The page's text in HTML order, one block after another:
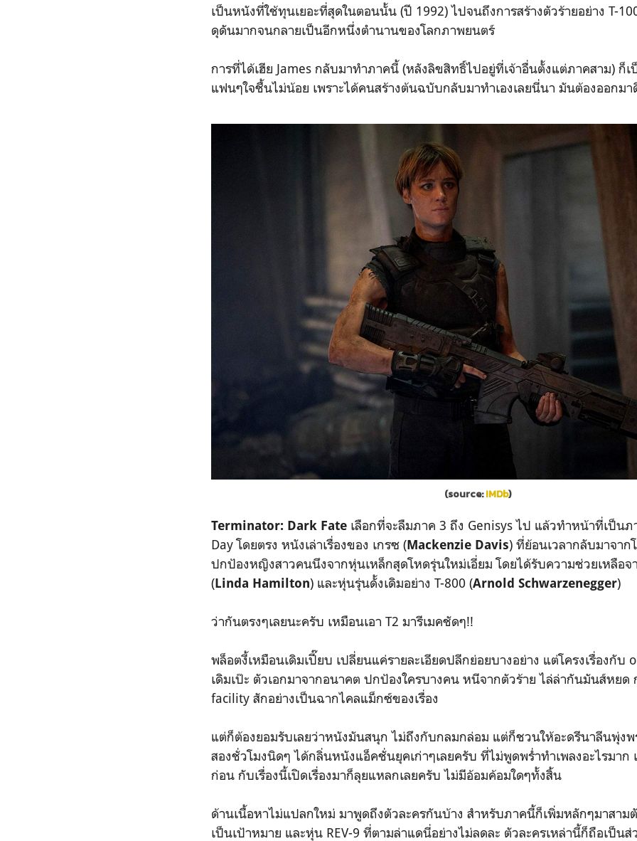
เป็นหนังที่ใช้ทุนเยอะที่สุดในตอนนั้น (ปี 1992) ไปจนถึงการสร้างตัวร้ายอย่าง T-
ดุดันมากจนกลายเป็นอีกหนึ่งตำนานของโลกภาพยนตร์
การที่ได้เฮีย James กลับมาทำภาคนี้ (หลังลิขสิทธิ์ไปอยู่ที่เจ้าอื่นตั้งแต่ภาคสาม) ก็เ
แฟนๆใจชื้นไม่น้อย เพราะได้คนสร้างต้นฉบับกลับมาทำเองเลยนี่นา มันต้องออกม
(source:IMDb)
Terminator: Dark Fate เลือกที่จะลืมภาค 3 ถึง Genisys ไป แล้วทำหน้าที่เป็น
Day โดยตรง หนังเล่าเรื่องของ เกรซ (Mackenzie Davis) ที่ย้อนเวลากลับมาจาก
ปกป้องหญิงสาวคนนึงจากหุ่นเหล็กสุดโหดรุ่นใหม่เอี่ยม โดยได้รับความช่วยเหลือจ
(Linda Hamilton) และหุ่นรุ่นดั้งเดิมอย่าง T-800 (Arnold Schwarzenegger)
ว่ากันตรงๆเลยนะครับ เหมือนเอา T2 มารีเมคชัดๆ!!
พล็อตงี้เหมือนเดิมเปี๊ยบ เปลี่ยนแค่รายละเอียดปลีกย่อยบางอย่าง แต่โครงเรื่องกับ
เดิมเป๊ะ ตัวเอกมาจากอนาคต ปกป้องใครบางคน หนีจากตัวร้าย ไล่ล่ากันมันส์หยด
facility สักอย่างเป็นฉากไคลแม็กซ์ของเรื่อง
แต่ก็ต้องยอมรับเลยว่าหนังมันสนุก ไม่ถึงกับกลมกล่อม แต่ก็ชวนให้อะดรีนาลีนพุ่งพ
สองชั่วโมงนิดๆ ได้กลิ่นหนังแอ็คชั่นยุคเก่าๆเลยครับ ที่ไม่พูดพร่ำทำเพลงอะไรมาก
ก่อน กับเรื่องนี้เปิดเรื่องมาก็ลุยแหลกเลยครับ ไม่มีอ้อมค้อมใดๆทั้งสิ้น
ด้านเนื้อหาไม่แปลกใหม่ มาพูดถึงตัวละครกันบ้าง สำหรับภาคนี้ก็เพิ่มหลักๆมาสาม
เป็นเป้าหมาย และหุ่น REV-9 ที่ตามล่าแดนี่อย่างไม่ลดละ ตัวละครเหล่านี้ก็ถือเป็น